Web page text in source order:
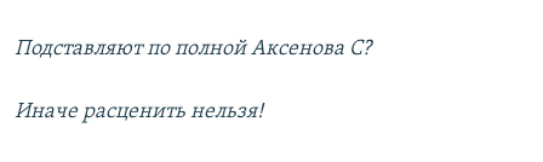
Подставляют по полной Аксенова С?
Иначе расценить нельзя!